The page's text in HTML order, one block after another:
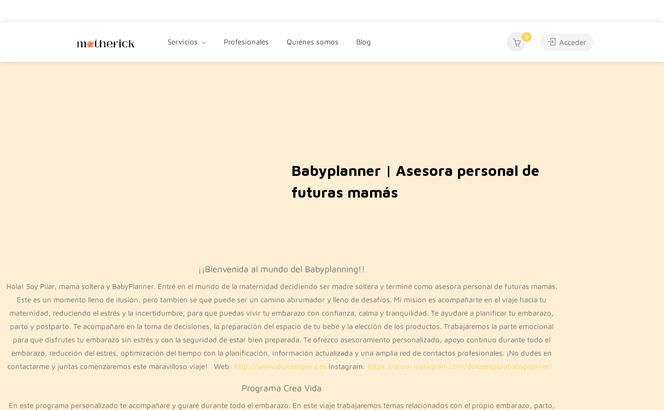
Servicios Profesionales Quiénes somos Blog
0
Acceder
Babyplanner | Asesora personal de
futuras mamás
¡¡Bienvenida al mundo del Babyplanning!!
Hola! Soy Pilar, mamá soltera y BabyPlanner. Entré en el mundo de la maternidad decidiendo ser madre soltera y terminé como asesora personal de futuras mamás.
Este es un momento lleno de ilusión, pero también sé que puede ser un camino abrumador y lleno de desafíos. Mi misión es acompañarte en el viaje hacia tu
maternidad, reduciendo el estrés y la incertidumbre, para que puedas vivir tu embarazo con confianza, calma y tranquilidad. Te ayudaré a planificar tu embarazo,
parto y postparto. Te acompañaré en la toma de decisiones, la preparación del espacio de tu bebé y la elección de los productos. Trabajaremos la parte emocional
para que disfrutes tu embarazo sin estrés y con la seguridad de estar bien preparada. Te ofrezco asesoramiento personalizado, apoyo continuo durante todo el
embarazo, reducción del estrés, optimización del tiempo con la planificación, información actualizada y una amplia red de contactos profesionales. ¡No dudes en
contactarme y juntas comenzaremos este maravilloso viaje! Web: http://www.dulceespera.es Instagram: https://www.instagram.com/dulceesperababyplanner/
Programa Crea Vida
En este programa personalizado te acompañaré y guiaré durante todo el embarazo. En este viaje trabajaremos temas relacionados con el propio embarazo, parto,